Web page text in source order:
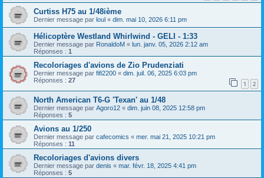
Curtiss H75 au 1/48ième
Dernier message par loul « dim. mai 10, 2026 6:11 pm
Hélicoptère Westland Whirlwind - GELI - 1:33
Dernier message par RonaldoM « lun. janv. 05, 2026 2:12 am
Réponses : 1
Recoloriages d'avions de Zio Prudenziati
Dernier message par fifi2200 « dim. juil. 06, 2025 6:03 pm
Réponses : 27 1 2
North American T6-G 'Texan' au 1/48
Dernier message par Agoro12 « dim. juin 08, 2025 12:58 pm
Réponses : 5
Avions au 1/250
Dernier message par cafecomics « mer. mai 21, 2025 10:21 pm
Réponses : 11
Recoloriages d'avions divers
Dernier message par denis « mar. févr. 18, 2025 4:41 pm
Réponses : 5